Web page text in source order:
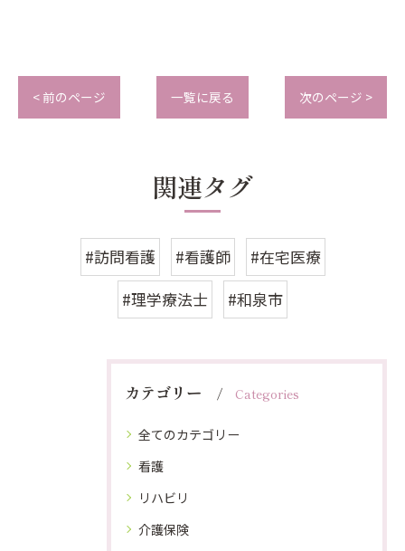
< 前のページ 一覧に戻る 次のページ >
関連タグ
#訪問看護 #看護師
#在宅医療
#理学療法士
#和泉市
カテゴリー Categories
全てのカテゴリー
看護
リハビリ
介護保険